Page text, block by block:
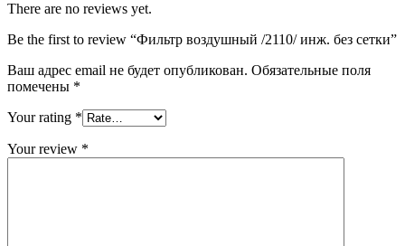
There are no reviews yet.
Be the first to review “Фильтр воздушный /2110/ инж. без сетки”
Ваш адрес email не будет опубликован. Обязательные поля
помечены *
Your rating *
Your review *